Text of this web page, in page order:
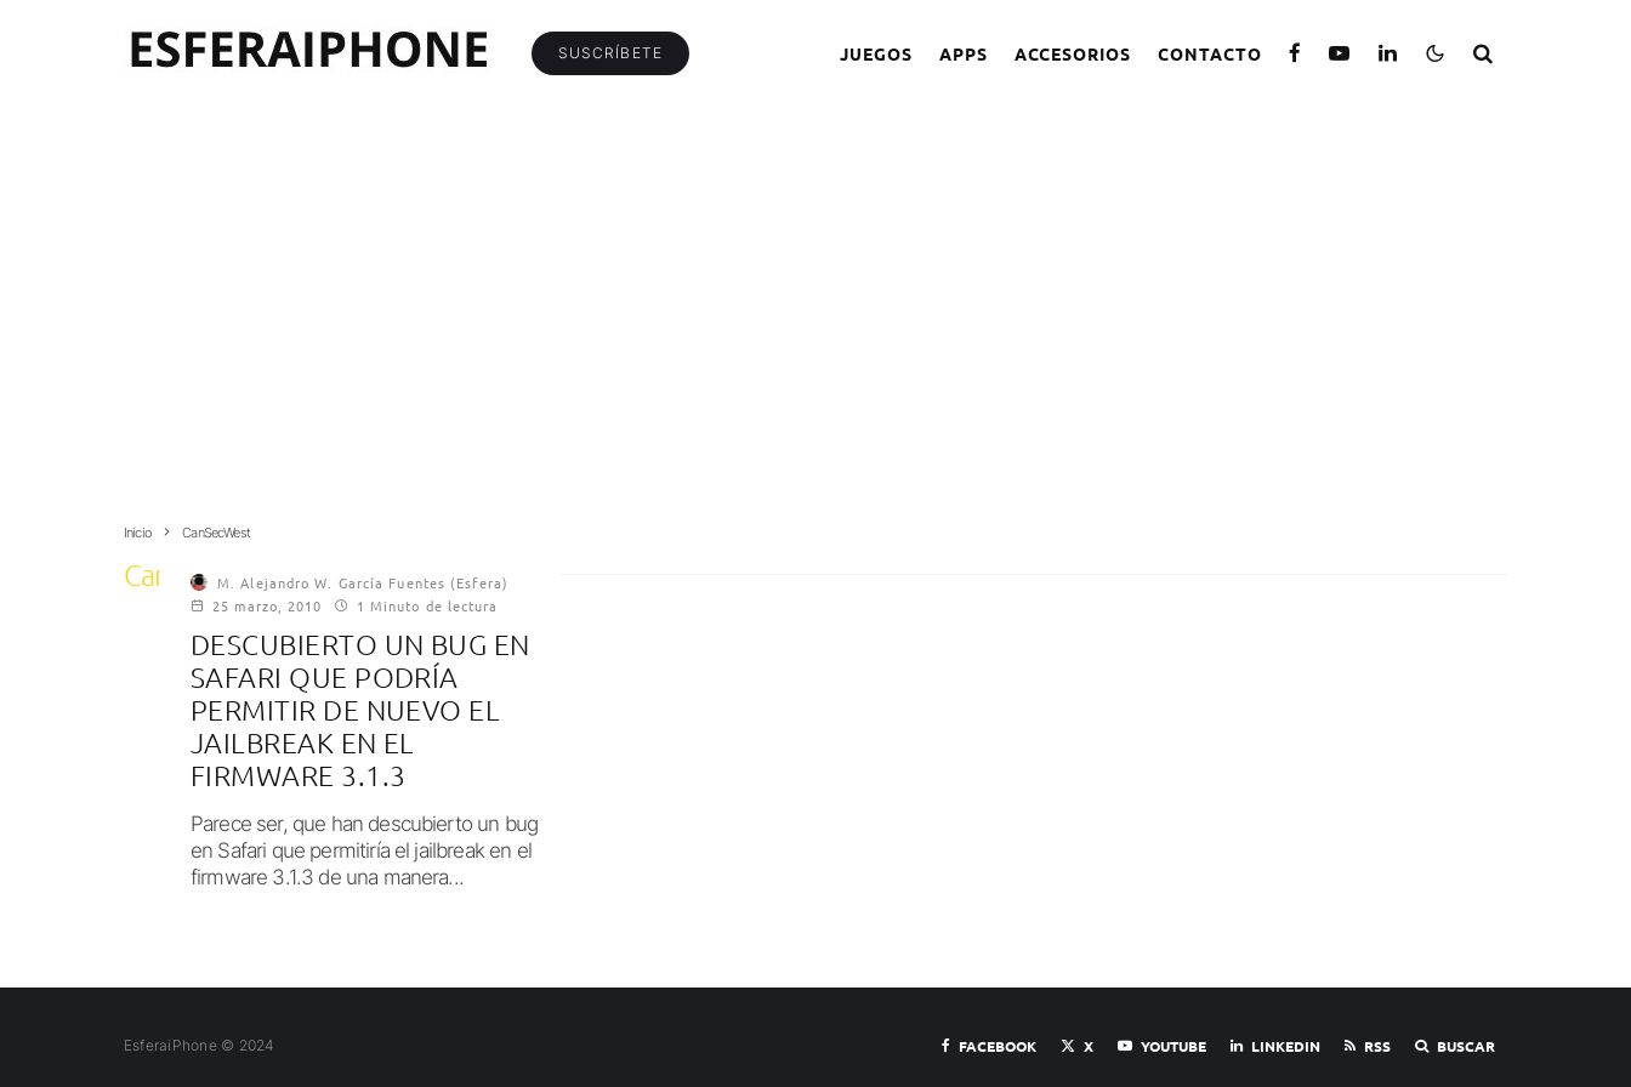
SUSCRÍBETE JUEGOS APPS ACCESORIOS CONTACTO
Inicio CanSecWest
CanSecWestM. Alejandro W. García Fuentes (Esfera)
25 marzo, 2010
1 Minuto de lectura
DESCUBIERTO UN BUG EN
SAFARI QUE PODRÍA
PERMITIR DE NUEVO EL
JAILBREAK EN EL
FIRMWARE 3.1.3
Parece ser, que han descubierto un bug
en Safari que permitiría el jailbreak en el
firmware 3.1.3 de una manera...
EsferaiPhone © 2024 FACEBOOK X YOUTUBE LINKEDIN RSS BUSCAR